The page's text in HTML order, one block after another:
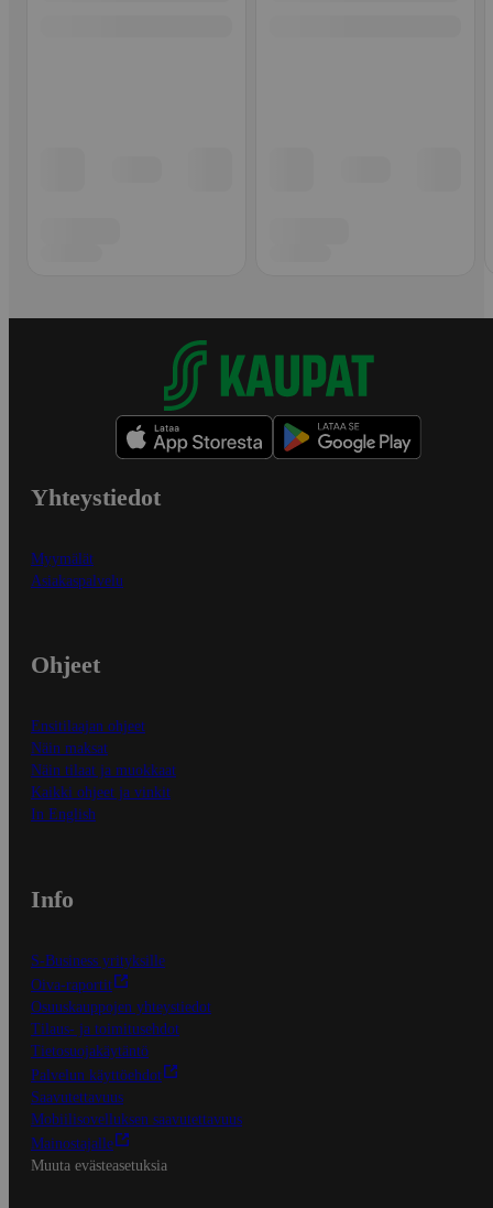
Yhteystiedot
Myymälät
Asiakaspalvelu
Ohjeet
Ensitilaajan ohjeet
Näin maksat
Näin tilaat ja muokkaat
Kaikki ohjeet ja vinkit
In English
Info
S-Business yrityksille
Oiva-raportit
Osuuskauppojen yhteystiedot
Tilaus- ja toimitusehdot
Tietosuojakäytäntö
Palvelun käyttöehdot
Saavutettavuus
Mobiilisovelluksen saavutettavuus
Mainostajalle
Muuta evästeasetuksia